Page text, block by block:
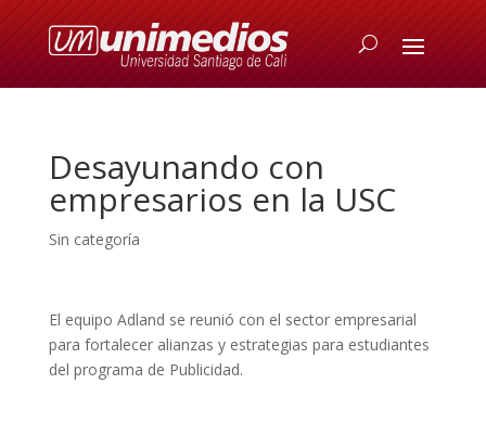
Desayunando con
empresarios en la USC
Sin categoría
El equipo Adland se reunió con el sector empresarial
para fortalecer alianzas y estrategias para estudiantes
del programa de Publicidad.